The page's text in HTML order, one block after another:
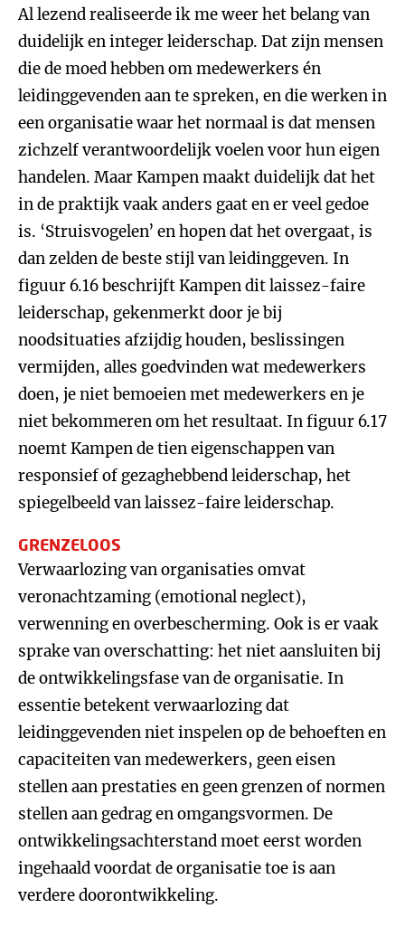
Al lezend realiseerde ik me weer het belang van
duidelijk en integer leiderschap. Dat zijn mensen
die de moed hebben om medewerkers én
leidinggevenden aan te spreken, en die werken in
een organisatie waar het normaal is dat mensen
zichzelf verantwoordelijk voelen voor hun eigen
handelen. Maar Kampen maakt duidelijk dat het
in de praktijk vaak anders gaat en er veel gedoe
is. ‘Struisvogelen’ en hopen dat het overgaat, is
dan zelden de beste stijl van leidinggeven. In
figuur 6.16 beschrijft Kampen dit laissez-faire
leiderschap, gekenmerkt door je bij
noodsituaties afzijdig houden, beslissingen
vermijden, alles goedvinden wat medewerkers
doen, je niet bemoeien met medewerkers en je
niet bekommeren om het resultaat. In figuur 6.17
noemt Kampen de tien eigenschappen van
responsief of gezaghebbend leiderschap, het
spiegelbeeld van laissez-faire leiderschap.
GRENZELOOS
Verwaarlozing van organisaties omvat
veronachtzaming (emotional neglect),
verwenning en overbescherming. Ook is er vaak
sprake van overschatting: het niet aansluiten bij
de ontwikkelingsfase van de organisatie. In
essentie betekent verwaarlozing dat
leidinggevenden niet inspelen op de behoeften en
capaciteiten van medewerkers, geen eisen
stellen aan prestaties en geen grenzen of normen
stellen aan gedrag en omgangsvormen. De
ontwikkelingsachterstand moet eerst worden
ingehaald voordat de organisatie toe is aan
verdere doorontwikkeling.